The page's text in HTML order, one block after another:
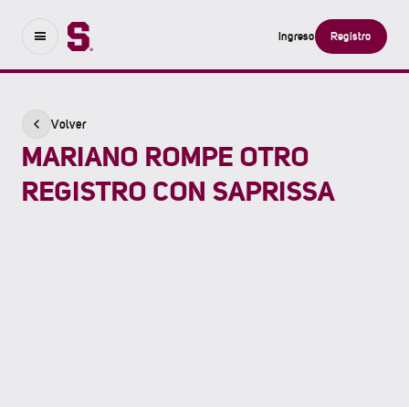
Ingreso Registro
Volver
MARIANO ROMPE OTRO
REGISTRO CON SAPRISSA